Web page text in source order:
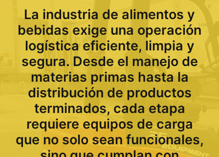
La industria de alimentos y
bebidas exige una operación
logística eficiente, limpia y
segura. Desde el manejo de
materias primas hasta la
distribución de productos
terminados, cada etapa
requiere equipos de carga
que no solo sean funcionales,